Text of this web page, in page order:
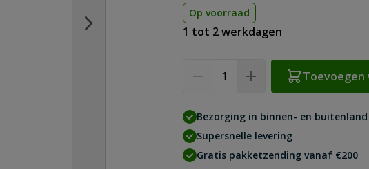
Op voorraad
1 tot 2 werkdagen
Toevoegen
Bezorging in binnen- en buitenland
Supersnelle levering
Gratis pakketzending vanaf €200